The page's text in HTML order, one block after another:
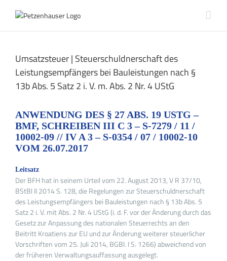
Inhalt
Umsatzsteuer | Steuerschuldnerschaft des
Leistungsempfängers bei Bauleistungen nach §
13b Abs. 5 Satz 2 i. V. m. Abs. 2 Nr. 4 UStG
ANWENDUNG DES § 27 ABS. 19 USTG –
BMF, SCHREIBEN III C 3 – S-7279 / 11 /
10002-09 // IV A 3 – S-0354 / 07 / 10002-10
VOM 26.07.2017
Leitsatz
Der BFH hat in seinem Urteil vom 22. August 2013, V R 37/10,
BStBl II 2014 S. 128, die Regelungen zur Steuerschuldnerschaft
des Leistungsempfängers bei Bauleistungen nach § 13b Abs. 5
Satz 2 i. V. mit Abs. 2 Nr. 4 UStG (i. d. F. vor der Änderung durch das
Gesetz zur Anpassung des nationalen Steuerrechts an den
Beitritt Kroatiens zur EU und zur Änderung weiterer steuerlicher
Vorschriften vom 25. Juli 2014, BGBl. I S. 1266) abweichend von
der früheren Verwaltungsauffassung ausgelegt.